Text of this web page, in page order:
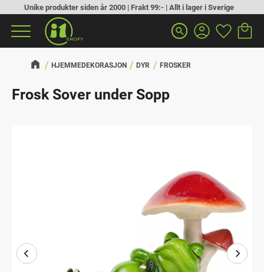
Meny
Unike produkter siden år 2000 | Frakt 99:- | Allt i lager i Sverige
search
HJEMMEDEKORASJON DYR FROSKER
Frosk Sover under Sopp